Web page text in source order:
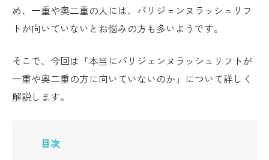
め、一重や奥二重の人には、パリジェンヌラッシュリフ
トが向いていないとお悩みの方も多いようです。
そこで、今回は「本当にパリジェンヌラッシュリフトが
一重や奥二重の方に向いていないのか」について詳しく
解説します。
目次